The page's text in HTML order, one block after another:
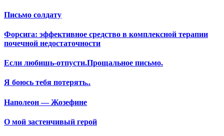
Письмо солдату
Форсига: эффективное средство в комплексной терапии
почечной недостаточности
Если любишь-отпусти.Прощальное письмо.
Я боюсь тебя потерять..
Наполеон — Жозефине
О мой застенчивый герой